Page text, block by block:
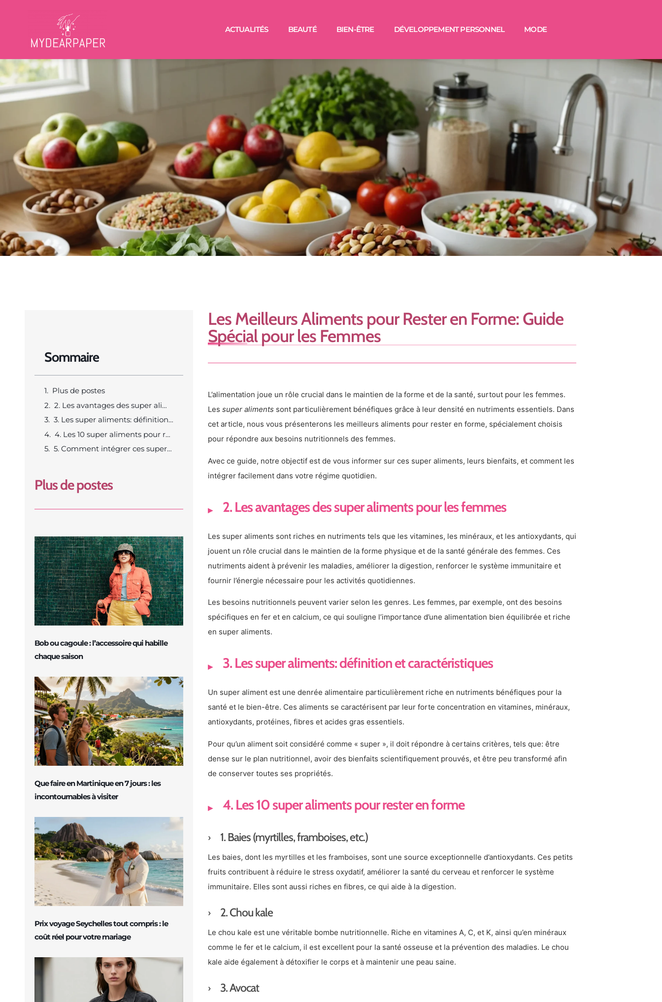
ACTUALITÉS BEAUTÉ BIEN-ÊTRE DÉVELOPPEMENT PERSONNEL MODE
Sommaire
Plus de postes
2. Les avantages des super aliments pour les femmes
3. Les super aliments: définition et caractéristiques
4. Les 10 super aliments pour rester en forme
5. Comment intégrer ces super aliments dans son régime quotidien
Plus de postes
Bob ou cagoule : l’accessoire qui habille
chaque saison
Que faire en Martinique en 7 jours : les
incontournables à visiter
Prix voyage Seychelles tout compris : le
coût réel pour votre mariage
Les Meilleurs Aliments pour Rester en Forme: Guide
Spécial pour les Femmes
L’alimentation joue un rôle crucial dans le maintien de la forme et de la santé, surtout pour les femmes.
Les super aliments sont particulièrement bénéfiques grâce à leur densité en nutriments essentiels. Dans
cet article, nous vous présenterons les meilleurs aliments pour rester en forme, spécialement choisis
pour répondre aux besoins nutritionnels des femmes.
Avec ce guide, notre objectif est de vous informer sur ces super aliments, leurs bienfaits, et comment les
intégrer facilement dans votre régime quotidien.
2. Les avantages des super aliments pour les femmes
Les super aliments sont riches en nutriments tels que les vitamines, les minéraux, et les antioxydants, qui
jouent un rôle crucial dans le maintien de la forme physique et de la santé générale des femmes. Ces
nutriments aident à prévenir les maladies, améliorer la digestion, renforcer le système immunitaire et
fournir l’énergie nécessaire pour les activités quotidiennes.
Les besoins nutritionnels peuvent varier selon les genres. Les femmes, par exemple, ont des besoins
spécifiques en fer et en calcium, ce qui souligne l’importance d’une alimentation bien équilibrée et riche
en super aliments.
3. Les super aliments: définition et caractéristiques
Un super aliment est une denrée alimentaire particulièrement riche en nutriments bénéfiques pour la
santé et le bien-être. Ces aliments se caractérisent par leur forte concentration en vitamines, minéraux,
antioxydants, protéines, fibres et acides gras essentiels.
Pour qu’un aliment soit considéré comme « super », il doit répondre à certains critères, tels que: être
dense sur le plan nutritionnel, avoir des bienfaits scientifiquement prouvés, et être peu transformé afin
de conserver toutes ses propriétés.
4. Les 10 super aliments pour rester en forme
1. Baies (myrtilles, framboises, etc.)
Les baies, dont les myrtilles et les framboises, sont une source exceptionnelle d’antioxydants. Ces petits
fruits contribuent à réduire le stress oxydatif, améliorer la santé du cerveau et renforcer le système
immunitaire. Elles sont aussi riches en fibres, ce qui aide à la digestion.
2. Chou kale
Le chou kale est une véritable bombe nutritionnelle. Riche en vitamines A, C, et K, ainsi qu’en minéraux
comme le fer et le calcium, il est excellent pour la santé osseuse et la prévention des maladies. Le chou
kale aide également à détoxifier le corps et à maintenir une peau saine.
3. Avocat